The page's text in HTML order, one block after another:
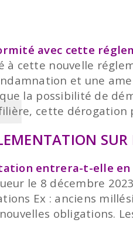
avec cette
à cette nouvelle
et une
la possibilité de
cette
entrera-t-elle en
le 8 décembre
Ex : anciens
obligations.